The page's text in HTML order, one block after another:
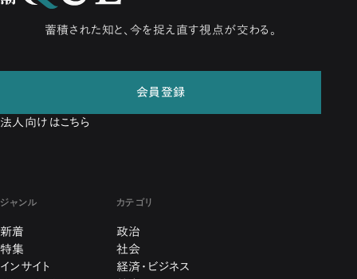
蓄積された知と、今を捉え直す視点が交わる。
会員登録
法人向けはこちら
ジャンル
新着
特集
インサイト
カテゴリ
政治
社会
経済・ビジネス